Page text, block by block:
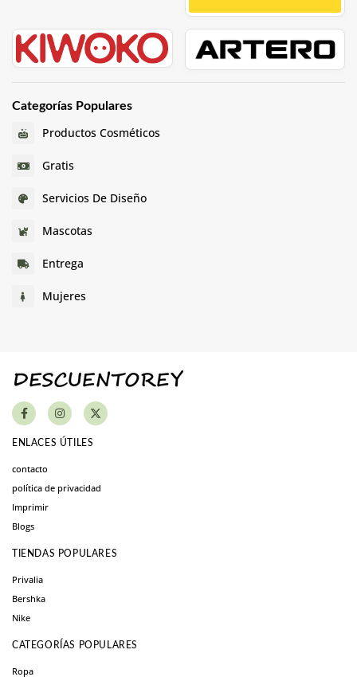
Categorías Populares
Productos Cosméticos
Gratis
Servicios De Diseño
Mascotas
Entrega
Mujeres
ENLACES ÚTILES
contacto
política de privacidad
Imprimir
Blogs
TIENDAS POPULARES
Privalia
Bershka
Nike
CATEGORÍAS POPULARES
Ropa